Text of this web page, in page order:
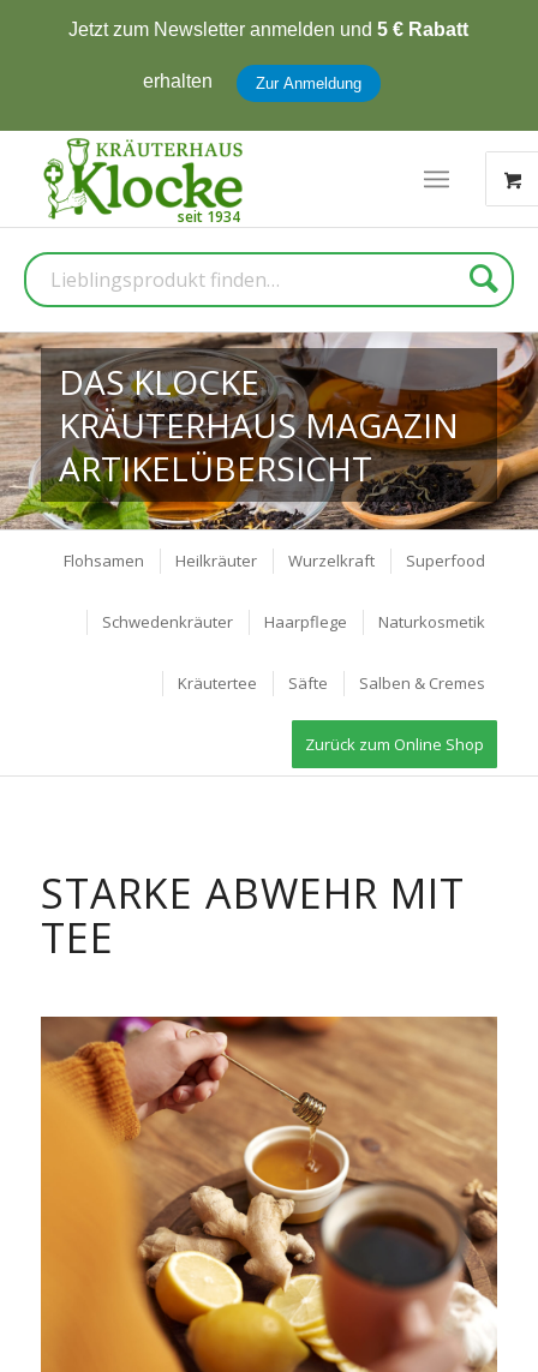
Jetzt zum Newsletter anmelden und5 € Rabatt
erhalten Zur Anmeldung
Suche
DAS KLOCKE
KRÄUTERHAUS MAGAZIN
ARTIKELÜBERSICHT
Flohsamen Heilkräuter Wurzelkraft Superfood
Schwedenkräuter Haarpflege Naturkosmetik
Kräutertee Säfte Salben & Cremes
Zurück zum Online Shop
STARKE ABWEHR MIT
TEE